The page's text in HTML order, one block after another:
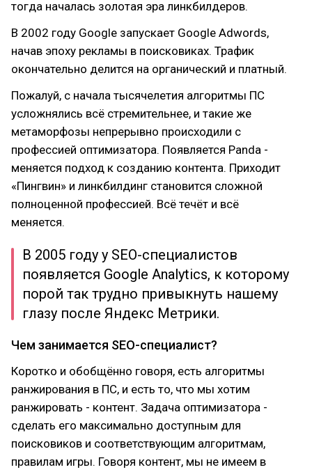
тогда началась золотая эра линкбилдеров.
В 2002 году Google запускает Google Adwords,
начав эпоху рекламы в поисковиках. Трафик
окончательно делится на органический и платный.
Пожалуй, с начала тысячелетия алгоритмы ПС
усложнялись всё стремительнее, и такие же
метаморфозы непрерывно происходили с
профессией оптимизатора. Появляется Panda -
меняется подход к созданию контента. Приходит
«Пингвин» и линкбилдинг становится сложной
полноценной профессией. Всё течёт и всё
меняется.
В 2005 году у SEO-специалистов
появляется Google Analytics, к которому
порой так трудно привыкнуть нашему
глазу после Яндекс Метрики.
Чем занимается SEO-специалист?
Коротко и обобщённо говоря, есть алгоритмы
ранжирования в ПС, и есть то, что мы хотим
ранжировать - контент. Задача оптимизатора -
сделать его максимально доступным для
поисковиков и соответствующим алгоритмам,
правилам игры. Говоря контент, мы не имеем в